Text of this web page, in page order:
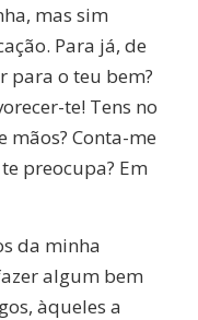
mas sim
Para já, de
para o teu bem?
te! Tens no
Conta-me
preocupa? Em
da minha
algum bem
àqueles a